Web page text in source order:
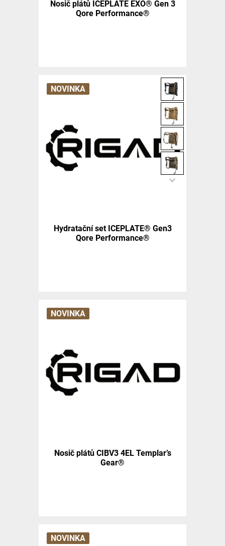
Nosič plátů ICEPLATE EXO® Gen 3
Qore Performance®
NOVINKA
Hydratační set ICEPLATE® Gen3
Qore Performance®
NOVINKA
Nosič plátů CIBV3 4EL Templar’s
Gear®
NOVINKA